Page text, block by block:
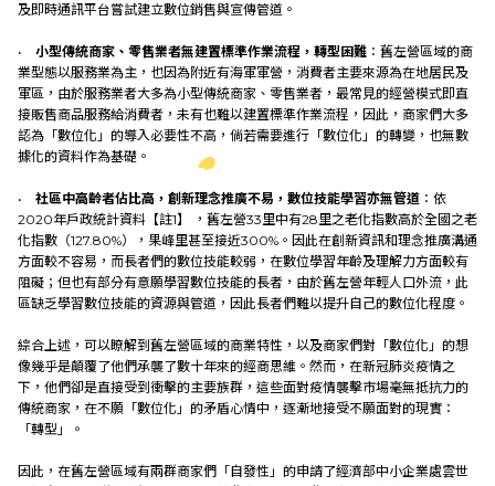
及即時通訊平台嘗試建立數位銷售與宣傳管道。
• 小型傳統商家、零售業者無建置標準作業流程，轉型困難 ：舊左營區域的商
業型態以服務業為主，也因為附近有海軍軍營，消費者主要來源為在地居民及
軍區，由於服務業者大多為小型傳統商家、零售業者，最常見的經營模式即直
接販售商品服務給消費者，未有也難以建置標準作業流程，因此，商家們大多
認為「數位化」的導入必要性不高，倘若需要進行「數位化」的轉變，也無數
據化的資料作為基礎。
• 社區中高齡者佔比高，創新理念推廣不易，數位技能學習亦無管道 ：依
2020年戶政統計資料【註1】 ，舊左營33里中有28里之老化指數高於全國之老
化指數（127.80%），果峰里甚至接近300%。因此在創新資訊和理念推廣溝通
方面較不容易，而長者們的數位技能較弱，在數位學習年齡及理解力方面較有
阻礙；但也有部分有意願學習數位技能的長者，由於舊左營年輕人口外流，此
區缺乏學習數位技能的資源與管道，因此長者們難以提升自己的數位化程度。
綜合上述，可以瞭解到舊左營區域的商業特性，以及商家們對「數位化」的想
像幾乎是顛覆了他們承襲了數十年來的經商思維。然而，在新冠肺炎疫情之
下，他們卻是直接受到衝擊的主要族群，這些面對疫情襲擊市場毫無抵抗力的
傳統商家，在不願「數位化」的矛盾心情中，逐漸地接受不願面對的現實：
「轉型」。
因此，在舊左營區域有兩群商家們「自發性」的申請了經濟部中小企業處雲世